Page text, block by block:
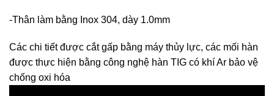
-Thân làm bằng Inox 304, dày 1.0mm
Các chi tiết được cắt gấp bằng máy thủy lực, các mối hàn
được thực hiện bằng công nghệ hàn TIG có khí Ar bảo vệ
chống oxi hóa